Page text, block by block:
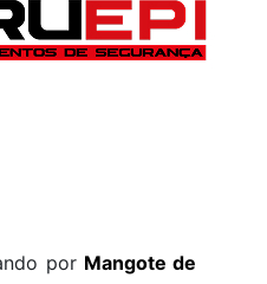
por Mangote de